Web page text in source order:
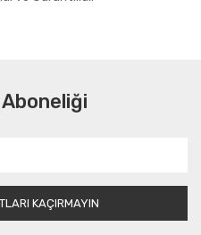
KAÇIRMAYIN